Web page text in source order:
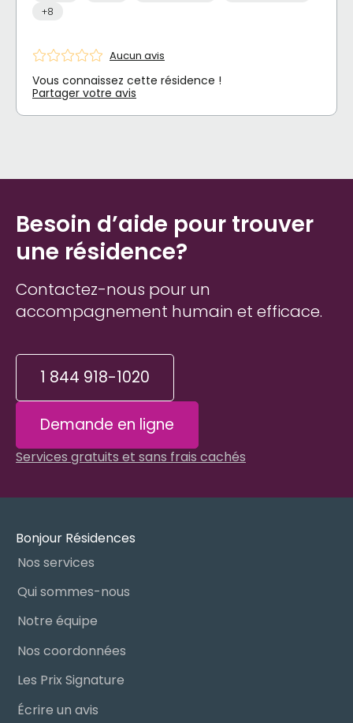
+8
Aucun avis
Vous connaissez cette résidence !
Partager votre avis
Besoin d’aide pour trouver
une résidence?
Contactez-nous pour un
accompagnement humain et efficace.
1 844 918-1020
Demande en ligne
Services gratuits et sans frais cachés
Bonjour Résidences
Nos services
Qui sommes-nous
Notre équipe
Nos coordonnées
Les Prix Signature
Écrire un avis